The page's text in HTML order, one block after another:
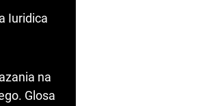
Iuridica
na
Glosa